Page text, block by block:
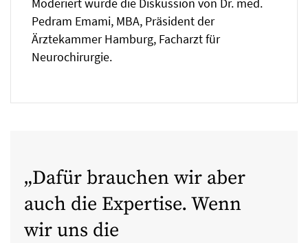
Pedram Emami, MBA, Präsident der
Ärztekammer Hamburg, Facharzt für
Neurochirurgie.
Dafür brauchen wir aber
auch die Expertise. Wenn
wir uns die